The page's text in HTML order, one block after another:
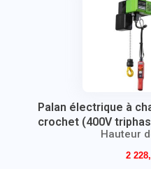
Palan électrique à
crochet (400V
Hauteur
2